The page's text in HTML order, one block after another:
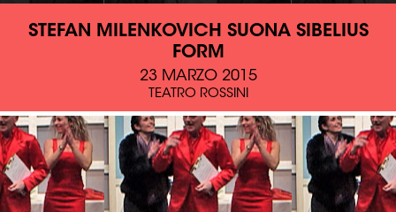
STEFAN MILENKOVICH SUONA SIBELIUS
FORM
23 MARZO 2015
TEATRO ROSSINI